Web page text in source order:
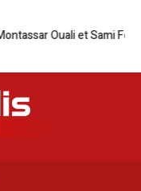
Ouali et Sami Fehri